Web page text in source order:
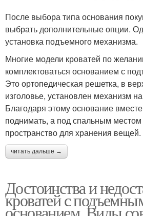
После выбора типа основания
выбрать дополнительные опции.
установка подъемного механизма.
Многие модели кроватей по
комплектоваться основанием с
Это ортопедическая решетка, в
изголовье, установлен механизм
Благодаря этому основание
поднимать, а под спальным местом
пространство для хранения вещей.
читать дальше →
Достоинства и
кроватей с